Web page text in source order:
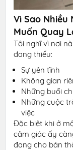
Vì Sao Nhiều
Muốn Quay
Tôi nghĩ vì nơi
đang thiếu:
Sự yên tĩnh
Không gian
Những buổi
Những cuộc
việc
Đặc biệt khi ở
cảm giác ấy
đang cho bản